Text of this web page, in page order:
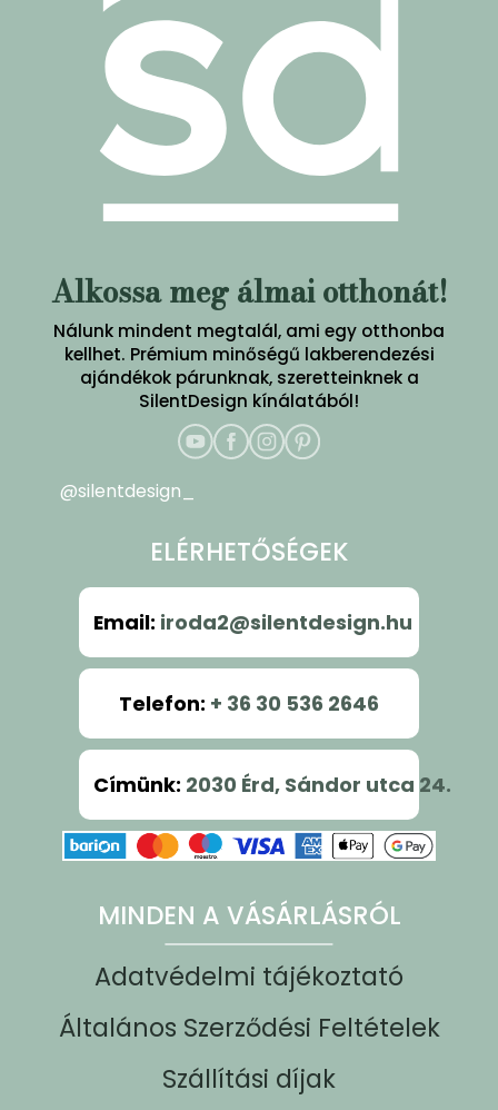
Alkossa meg álmai otthonát!
Nálunk mindent megtalál, ami egy otthonba
kellhet. Prémium minőségű lakberendezési
ajándékok párunknak, szeretteinknek a
SilentDesign kínálatából!
MINDEN A VÁSÁRLÁSRÓL
Adatvédelmi tájékoztató
Általános Szerződési Feltételek
Szállítási díjak
@silentdesign_
ELÉRHETŐSÉGEK
Email: iroda2@silentdesign.hu
Telefon: + 36 30 536 2646
Címünk: 2030 Érd, Sándor utca 24.